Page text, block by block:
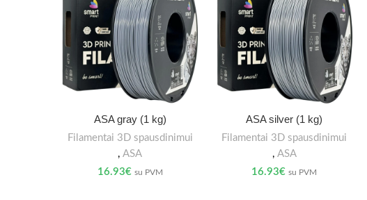
ASA gray (1 kg)
Filamentai 3D spausdinimui
,ASA
16.93€ su PVM
ASA silver (1 kg)
Filamentai 3D spausdinimui
, ASA
16.93€ su PVM